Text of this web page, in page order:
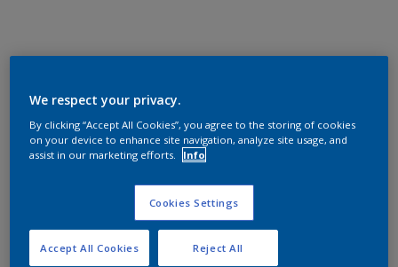
Shady Green B30
Farbe ändern
Menge Wieviel Farbe wird benötigt?
We respect your privacy.
By clicking “Accept All Cookies”, you agree to the storing of cookies
on your device to enhance site navigation, analyze site usage, and
assist in our marketing efforts.
Info
Cookies Settings
Reject All
Accept All Cookies